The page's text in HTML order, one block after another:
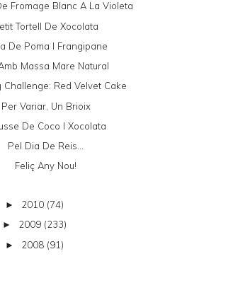
Fromage Blanc A La Violeta
Tortell De Xocolata
De Poma I Frangipane
Massa Mare Natural
Challenge: Red Velvet Cake
Per Variar, Un Brioix
De Coco I Xocolata
Pel Dia De Reis...
Feliç Any Nou!
► 2010 (74)
► 2009 (233)
► 2008 (91)